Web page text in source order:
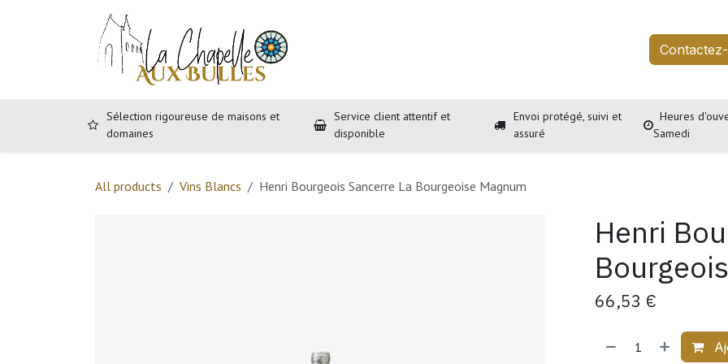
Sélection rigoureuse de maisons et
domaines
Service client attentif et
disponible
Envoi protégé, suivi et
assuré
Heures
Samedi
All products Vins Blancs Henri Bourgeois Sancerre La Bourgeoise Magnum
Henri
66,53 €